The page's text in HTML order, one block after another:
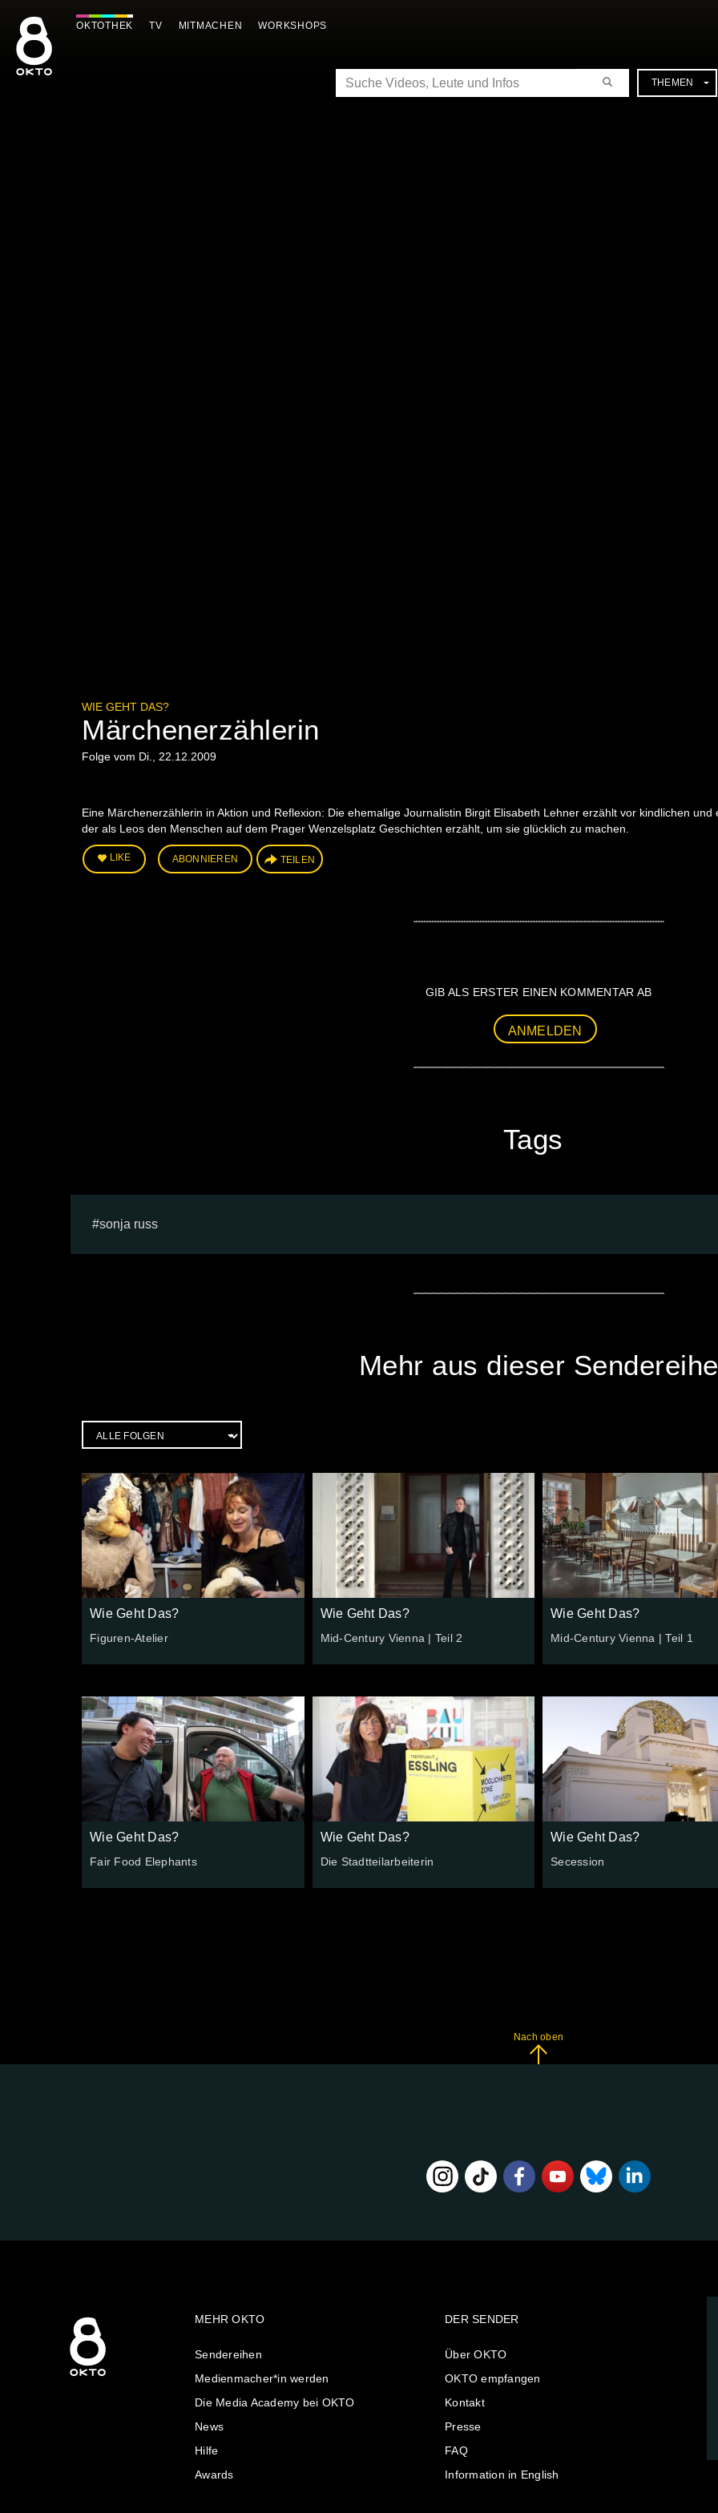
Inhalt
springen
OKTOTHEK TV MITMACHEN WORKSHOPS
SUCHE THEMEN
WIE GEHT DAS?
Märchenerzählerin
Folge vom Di., 22.12.2009
Eine Märchenerzählerin in Aktion und Reflexion: Die ehemalige Journalistin Birgit Elisabeth Lehner erzählt vor kindlichen
der als Leos den Menschen auf dem Prager Wenzelsplatz Geschichten erzählt, um sie glücklich zu machen.
LIKE ABONNIEREN TEILEN
GIB ALS ERSTER EINEN KOMMENTAR AB
ANMELDEN
Tags
sonja russ
Mehr aus dieser Sendereihe
Wie Geht Das?
Figuren-Atelier
Wie Geht Das?
Mid-Century Vienna | Teil 2
Wie Geht Das?
Mid-Century Vienna | Teil 1
Wie Geht Das?
Fair Food Elephants
Wie Geht Das?
Die Stadtteilarbeiterin
Wie Geht Das?
Secession
Nach oben
MEHR OKTO
Sendereihen
Medienmacher*in werden
Die Media Academy bei OKTO
News
Hilfe
Awards
DER SENDER
Über OKTO
OKTO empfangen
Kontakt
Presse
FAQ
Information in English